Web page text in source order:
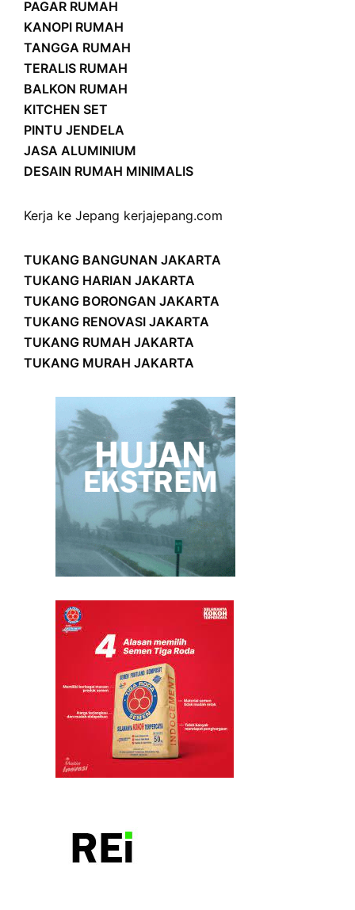
PAGAR RUMAH
KANOPI RUMAH
TANGGA RUMAH
TERALIS RUMAH
BALKON RUMAH
KITCHEN SET
PINTU JENDELA
JASA ALUMINIUM
DESAIN RUMAH MINIMALIS
Kerja ke Jepang kerjajepang.com
TUKANG BANGUNAN JAKARTA
TUKANG HARIAN JAKARTA
TUKANG BORONGAN JAKARTA
TUKANG RENOVASI JAKARTA
TUKANG RUMAH JAKARTA
TUKANG MURAH JAKARTA